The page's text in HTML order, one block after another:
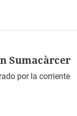
Sumacàrcer
por la corriente